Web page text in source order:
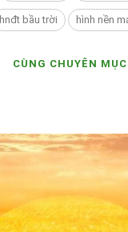
hnđt bầu trời hình nền
CÙNG CHUYÊN MỤC